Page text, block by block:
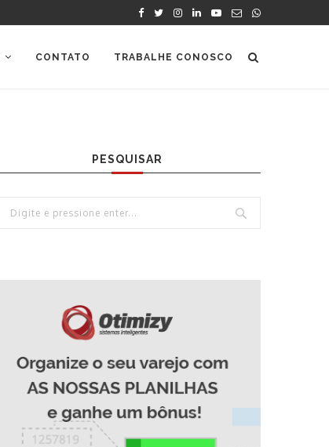
CONTATO TRABALHE CONOSCO
PESQUISAR